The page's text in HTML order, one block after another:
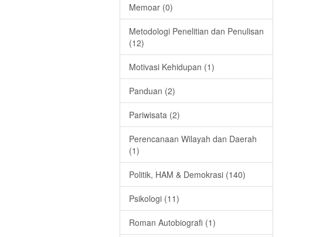
Memoar (0)
Metodologi Penelitian dan Penulisan
(12)
Motivasi Kehidupan (1)
Panduan (2)
Pariwisata (2)
Perencanaan Wilayah dan Daerah
(1)
Politik, HAM & Demokrasi (140)
Psikologi (11)
Roman Autobiografi (1)